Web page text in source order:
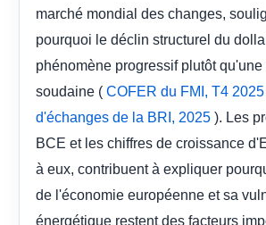
marché mondial des changes,
pourquoi le déclin structurel du
phénomène progressif plutôt qu'une
soudaine ( COFER du FMI, T4 2025
d'échanges de la BRI, 2025 ). Les
BCE et les chiffres de croissance
à eux, contribuent à expliquer
de l'économie européenne et sa
énergétique restent des facteurs